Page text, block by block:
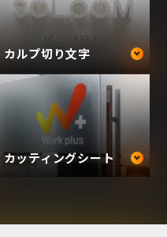
カルプ切り文字
カッティングシート